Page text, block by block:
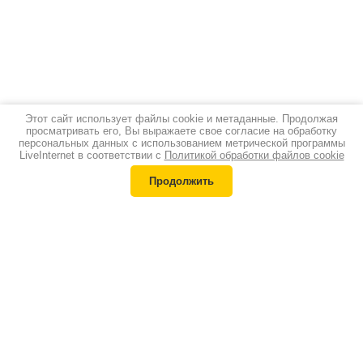
Этот сайт использует файлы cookie и метаданные. Продолжая
просматривать его, Вы выражаете свое согласие на обработку
персональных данных с использованием метрической программы
LiveInternet в соответствии с Политикой обработки файлов cookie
Продолжить